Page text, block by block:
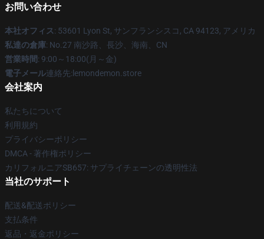
お問い合わせ
本社オフィス: 53601 Lyon St, サンフランシスコ, CA 94123, アメリカ
私達の倉庫: No.27 南沙路、長沙、海南、CN
営業時間: 9:00～18:00(月～金)
電子メール連絡先:lemondemon.store
会社案内
私たちについて
利用規約
プライバシーポリシー
DMCA - 著作権ポリシー
カリフォルニアSB657: サプライチェーンの透明性法
当社のサポート
配送&配送ポリシー
支払条件
返品・返金ポリシー